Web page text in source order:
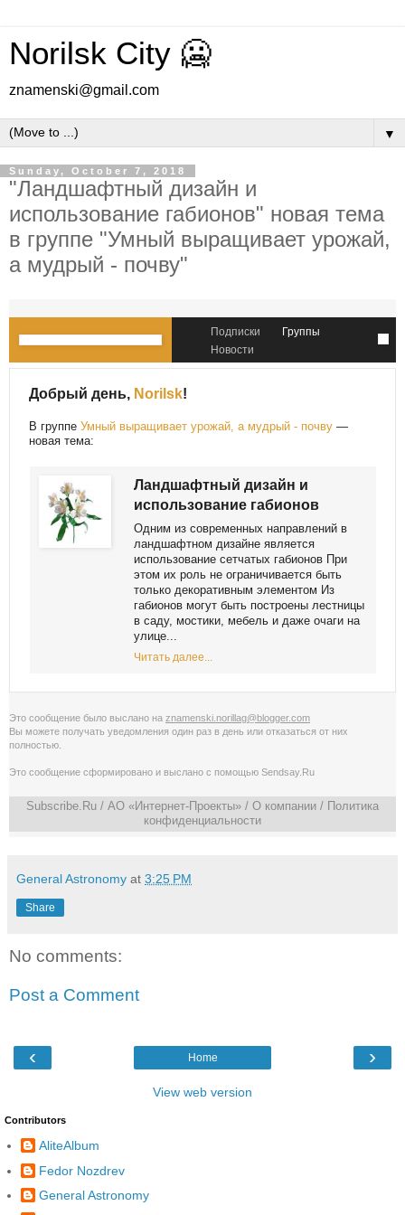
Norilsk City 🥶
znamenski@gmail.com
▼
Sunday, October 7, 2018
"Ландшафтный дизайн и
использование габионов" новая тема
в группе "Умный выращивает урожай,
а мудрый - почву"
Подписки
Группы
Новости
Добрый день, Norilsk!
В группеУмный выращивает урожай, а мудрый - почву —
новая тема:
Ландшафтный дизайн и
использование габионов
Одним из современных направлений в
ландшафтном дизайне является
использование сетчатых габионов При
этом их роль не ограничивается быть
только декоративным элементом Из
габионов могут быть построены лестницы
в саду, мостики, мебель и даже очаги на
улице...
Читать далее...
Это сообщение было выслано на znamenski.norillag@blogger.com
Вы можете получать уведомления один раз в день или отказаться от них
полностью
Это сообщение сформировано и выслано с помощью Sendsay.Ru
Subscribe.Ru / АО «Интернет-Проекты» / О компании / Политика
конфиденциальности
General Astronomy at 3:25 PM
Share
No comments:
Post a Comment
‹ ›
Home
View web version
Contributors
AliteAlbum
Fedor Nozdrev
General Astronomy